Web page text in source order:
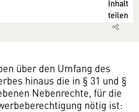
Inhalt
teilen
über den Umfang des
hinaus die in § 31 und §
Nebenrechte, für die
nötig ist: